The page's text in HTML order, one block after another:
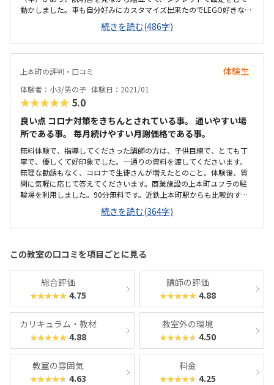
動かしました。車も自分好みにカスタマイズ出来たのでLEGO好きな息
子は大喜びでした。駅のすぐそばにあり、電車で通うのであればとて
も良いと思います。駅前でお店もたくさんあり、親も待っている間退
屈せずにすみそうです。開口部が大きく、明るい部屋でした。入って
右側がロボットを組み立てたり動かすところで、左側はプログラミン
ックスが並んでおり、ワクワクする空間でした。他の習い事からした
ら高めだけど、それだけの価値はあると思いました。月謝以外の費用
がかからないのは嬉しいです。問いに対して失敗を繰り返して改善し
ていくので、考える力と粘り強さが身についてくれそうだな。と思い
ました。１人一台ロボットがあり、思ったとおりに作っていけたので
息子はとても喜んで帰りたくなさそうでした。
続きを読む(486字)
上本町の評判・口コミ 体験生
体験者：小3/男の子 体験日：2021/01
★★★★★ 5.0
良い点 コロナ対策をきちんとされている事。 通いやすい場
所である事。 毎月続けやすい月謝価格である事。
無料体験で、指導してくださった講師の方は、子供目線で、とても丁
寧で、優しくて好印象でした。一通りの資料を渡してくださいます。
無理な勧誘もなく、コロナで生徒さんが増えたとのこと。体験後、質
問に気軽に応じて答えてくださいます。商業施設の上本町ユフラの駐
輪場を利用しました。90分無料です。近鉄上本町駅からも比較的すぐ
なので、アクセス良いです。見学用の保護者席が、壁際のベンチシー
トでしたので、外からの冷気が感じられ冷えました。室内の暖房は、
ちゃんと入っていましたので、子供達は大丈夫です。入会金無料が、
いほうかと思います。子供が楽しい、通いたいとと思える教室が一番
ではありますが、数件行って比較されるのは当然かと。こちらは、授
業の振替の融通がきくので、そこが助かります。
続きを読む(364字)
この教室の口コミを項目ごとに見る
総合評価
★★★★★ 4.75
講師の評価
★★★★★ 4.88
カリキュラム・教材
★★★★★ 4.88
教室外の環境
★★★★★ 4.50
教室の雰囲気
★★★★★ 4.63
料金
★★★★★ 4.25